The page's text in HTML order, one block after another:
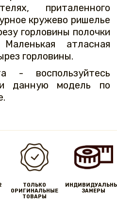
приталенного
кружево ришелье
горловины полочки
атласная
горловины.
- воспользуйтесь
данную модель по
ТОЛЬКО
ОРИГИНАЛЬНЫЕ
ТОВАРЫ
ЗАМЕРЫ